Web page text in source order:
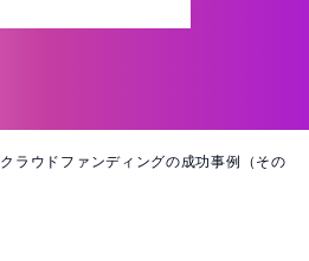
クラウドファンディングの成功事例（その